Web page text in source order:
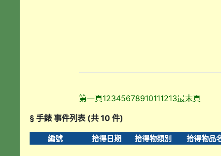
第一頁12345678910111213最末頁
§ 手錶 事件列表 (共 10 件)
編號 拾得日期 拾得物類別 拾得物品